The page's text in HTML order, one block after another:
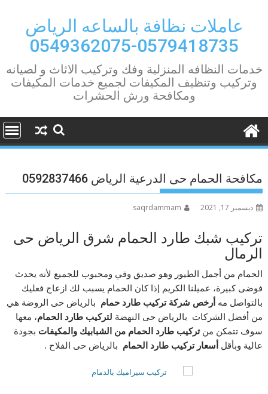
contentعاملات نظافة بالساعه الرياض
0579418735-0549362075
خدمات النظافه المنزلية وفك وتركيب الاثاث و لصيانه
وتركيب وتنظيف المكيفات لجميع خدمات المكيفات
ومكافحة ورش الحشرات
مكافحة الحمام حى الدرعية الرياض 0592837466
ديسمبر 17, 2021 saqrdammam
تركيب شبك طارد الحمام شرق الرياض حى
الرمال
الحمام من أجمل الطيور وهو صديق وفي ومحبوب للجميع لأنه يحدث
فوضى كبيرة، عميلنا الكريم إذا كان الحمام يسبب لك ازعاج فعليك
بالتواصل مهأرخص شركة تركيب طارد حمام بالرياض حى الروضة هي
من أفضل الشركات بالرياض حى النهضة لتركيب طارد الحمام، معها
سوف تتمكن منتركيب طارد الحمام من الشبابيك والمكيفات بجودة
عالية وبأقلأسعار تركيب طارد الحمام بالرياض حى الفلاح .